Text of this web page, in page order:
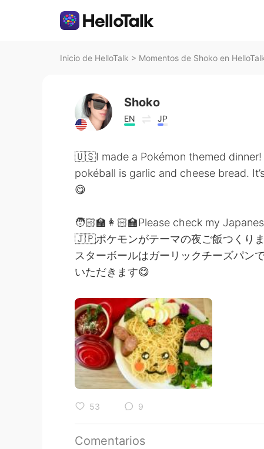
Inicio de HelloTalk > Momentos de Shoko en
Shoko
EN JP
🇺🇸I made a Pokémon themed dinner!
pokéball is garlic and cheese bread.
😋
🧑🏻‍🏫👩🏻‍🏫Please check my
🇯🇵ポケモンがテーマの夜ご飯つくり
スターボールはガーリックチーズパン
いただきます😋
53 9
Comentarios